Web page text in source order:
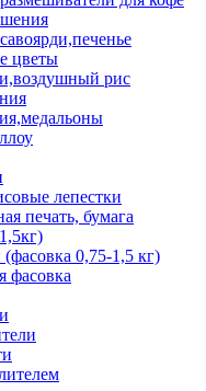
цветы
рис
лепестки
печать, бумага
0,75-1,5 кг)
фасовка